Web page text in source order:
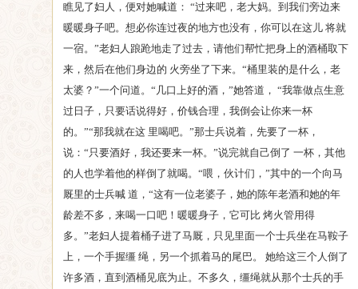
瞧见了妇人，便对她喊道： “过来吧，老大妈。到我们旁边来
暖暖身子吧。想必你连过夜的地方也没有，你可以在这儿 将就
一宿。”老妇人踉跄地走了过去，请他们帮忙把身上的酒桶取下
来，然后在他们身边的 火旁坐了下来。“桶里装的是什么，老
太婆？”一个问道。“几口上好的酒，”她答道， “我靠做点生意
过日子，只要话说得好，价钱合理，我倒会让你来一杯
的。”“那我就在这 里喝吧。”那士兵说着，先要了一杯，
说：“只要酒好，我还要来一杯。”说完就自己倒了 一杯，其他
的人也学着他的样倒了就喝。“喂，伙计们，”其中的一个向马
厩里的士兵喊 道，“这有一位老婆子，她的陈年老酒和她的年
龄差不多，来喝一口吧！暖暖身子，它可比 烤火管用得
多。”老妇人提着桶子进了马厩，只见里面一个士兵坐在马鞍子
上，一个手握缰 绳，另一个抓着马的尾巴。 她给这三个人倒了
许多酒，直到酒桶见底为止。不多久，缰绳就从那个士兵的手